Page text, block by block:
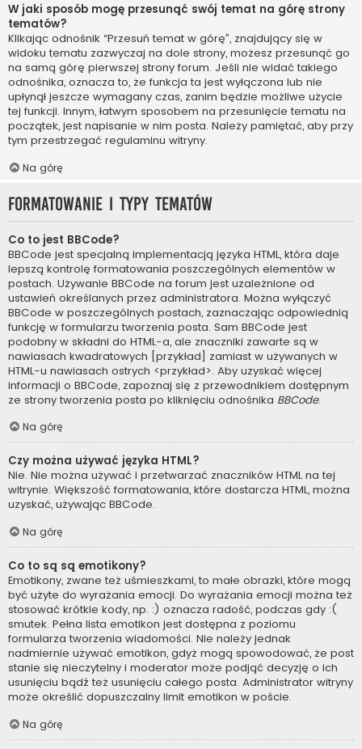
W jaki sposób mogę przesunąć swój temat na górę strony
tematów?
Klikając odnośnik “Przesuń temat w górę”, znajdujący się w
widoku tematu zazwyczaj na dole strony, możesz przesunąć go
na samą górę pierwszej strony forum. Jeśli nie widać takiego
odnośnika, oznacza to, że funkcja ta jest wyłączona lub nie
upłynął jeszcze wymagany czas, zanim będzie możliwe użycie
tej funkcji. Innym, łatwym sposobem na przesunięcie tematu na
początek, jest napisanie w nim posta. Należy pamiętać, aby przy
tym przestrzegać regulaminu witryny.
Na górę
Formatowanie i typy tematów
Co to jest BBCode?
BBCode jest specjalną implementacją języka HTML, która daje
lepszą kontrolę formatowania poszczególnych elementów w
postach. Używanie BBCode na forum jest uzależnione od
ustawień określanych przez administratora. Można wyłączyć
BBCode w poszczególnych postach, zaznaczając odpowiednią
funkcję w formularzu tworzenia posta. Sam BBCode jest
podobny w składni do HTML-a, ale znaczniki zawarte są w
nawiasach kwadratowych [przykład] zamiast w używanych w
HTML-u nawiasach ostrych <przykład>. Aby uzyskać więcej
informacji o BBCode, zapoznaj się z przewodnikiem dostępnym
ze strony tworzenia posta po kliknięciu odnośnika BBCode.
Na górę
Czy można używać języka HTML?
Nie. Nie można używać i przetwarzać znaczników HTML na tej
witrynie. Większość formatowania, które dostarcza HTML, można
uzyskać, używając BBCode.
Na górę
Co to są są emotikony?
Emotikony, zwane też uśmieszkami, to małe obrazki, które mogą
być użyte do wyrażania emocji. Do wyrażania emocji można też
stosować krótkie kody, np. :) oznacza radość, podczas gdy :(
smutek. Pełna lista emotikon jest dostępna z poziomu
formularza tworzenia wiadomości. Nie należy jednak
nadmiernie używać emotikon, gdyż mogą spowodować, że post
stanie się nieczytelny i moderator może podjąć decyzję o ich
usunięciu bądź też usunięciu całego posta. Administrator witryny
może określić dopuszczalny limit emotikon w poście.
Na górę